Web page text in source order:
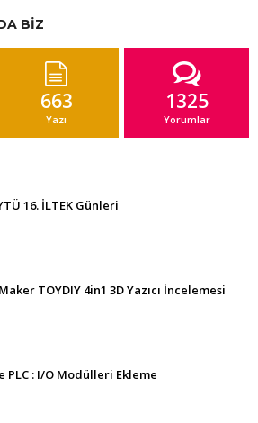
BIZ
663
Yazı
1325
Yorumlar
16. İLTEK Günleri
TOYDIY 4in1 3D Yazıcı İncelemesi
PLC : I/O Modülleri Ekleme